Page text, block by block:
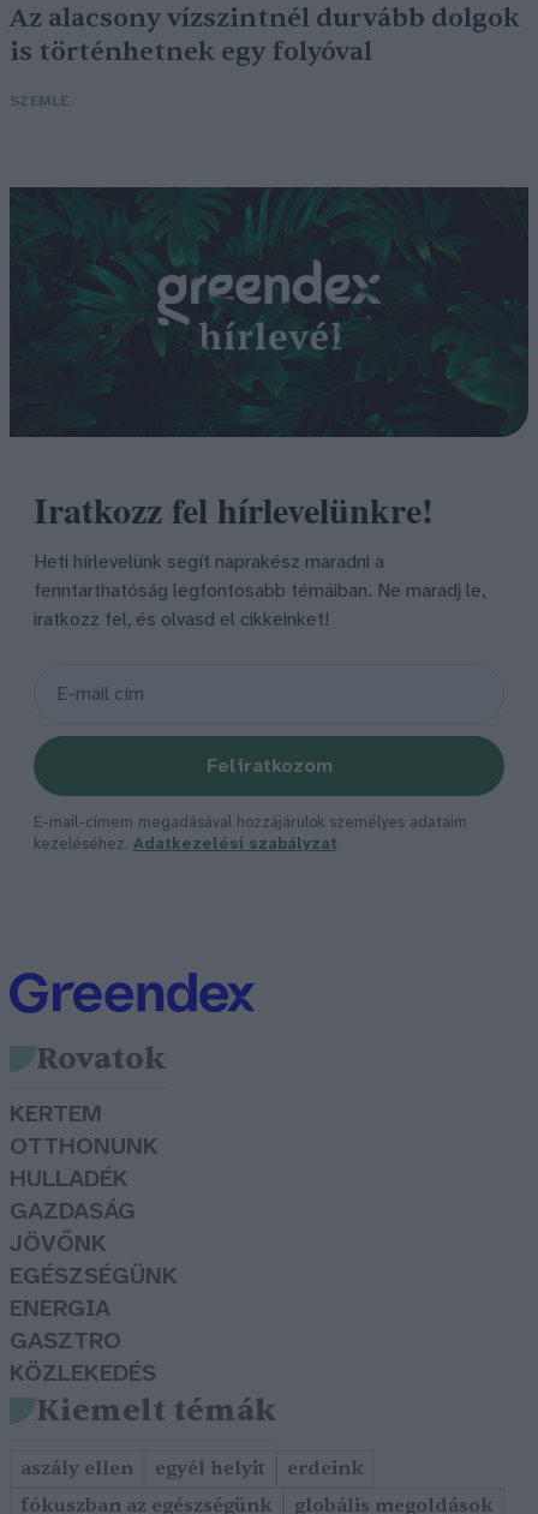
Az alacsony vízszintnél durvább dolgok
is történhetnek egy folyóval
SZEMLE
Iratkozz fel hírlevelünkre!
Heti hírlevelünk segít naprakész maradni a
fenntarthatóság legfontosabb témáiban. Ne maradj le,
iratkozz fel, és olvasd el cikkeinket!
Feliratkozom
E-mail-címem megadásával hozzájárulok személyes adataim
kezeléséhez. Adatkezelési szabályzat
Rovatok
KERTEM
OTTHONUNK
HULLADÉK
GAZDASÁG
JÖVŐNK
EGÉSZSÉGÜNK
ENERGIA
GASZTRO
KÖZLEKEDÉS
Kiemelt témák
aszály ellen egyél helyit
erdeink
fókuszban az egészségünk
globális megoldások